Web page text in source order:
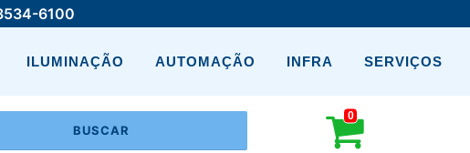
6100
ILUMINAÇÃO AUTOMAÇÃO INFRA SERVIÇOS
0